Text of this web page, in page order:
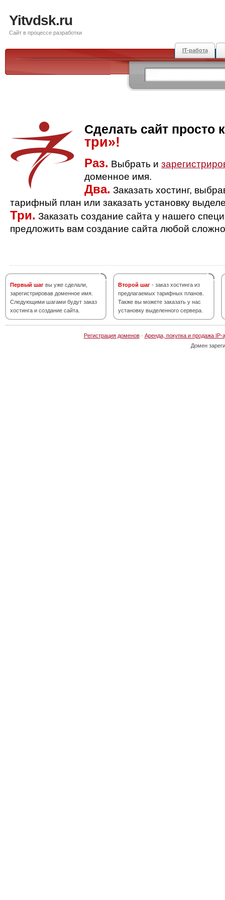
Yitvdsk.ru
Сайт в процессе разработки
IT-работа
Сделать сайт просто
три»!
Раз. Выбрать и
доменное имя.
Два. Заказать хостинг,
тарифный план или заказать установку
Три. Заказать создание сайта у нашего
предложить вам создание сайта любой
Первый шаг вы уже сделали,
зарегистрировав доменное имя.
Следующими шагами будут заказ
хостинга и создание сайта.
Второй шаг - заказ хостинга из
предлагаемых тарифных планов.
Также вы можете заказать у нас
установку выделенного сервера.
Регистрация доменов· Аренда, покупка и продажа IP-
Домен